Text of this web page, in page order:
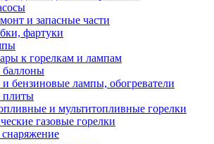
и запасные части
фартуки
к горелкам и лампам
баллоны
и бензиновые лампы, обогреватели
плиты
и мультитопливные горелки
газовые горелки